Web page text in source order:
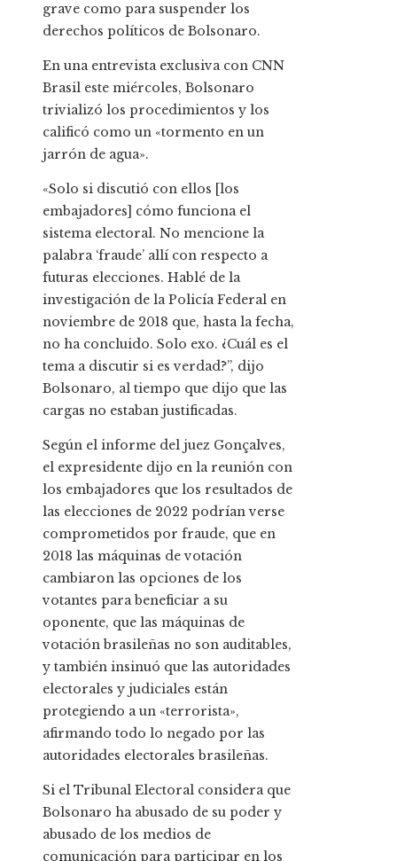
grave como para suspender los
derechos políticos de Bolsonaro.
En una entrevista exclusiva con CNN
Brasil este miércoles, Bolsonaro
trivializó los procedimientos y los
calificó como un «tormento en un
jarrón de agua».
«Solo si discutió con ellos [los
embajadores] cómo funciona el
sistema electoral. No mencione la
palabra ‘fraude’ allí con respecto a
futuras elecciones. Hablé de la
investigación de la Policía Federal en
noviembre de 2018 que, hasta la fecha,
no ha concluido. Solo exo. ¿Cuál es el
tema a discutir si es verdad?”, dijo
Bolsonaro, al tiempo que dijo que las
cargas no estaban justificadas.
Según el informe del juez Gonçalves,
el expresidente dijo en la reunión con
los embajadores que los resultados de
las elecciones de 2022 podrían verse
comprometidos por fraude, que en
2018 las máquinas de votación
cambiaron las opciones de los
votantes para beneficiar a su
oponente, que las máquinas de
votación brasileñas no son auditables,
y también insinuó que las autoridades
electorales y judiciales están
protegiendo a un «terrorista»,
afirmando todo lo negado por las
autoridades electorales brasileñas.
Si el Tribunal Electoral considera que
Bolsonaro ha abusado de su poder y
abusado de los medios de
comunicación para participar en los